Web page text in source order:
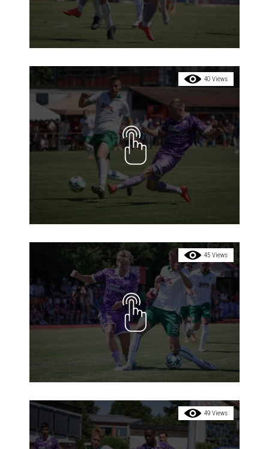
40 Views
45 Views
49 Views